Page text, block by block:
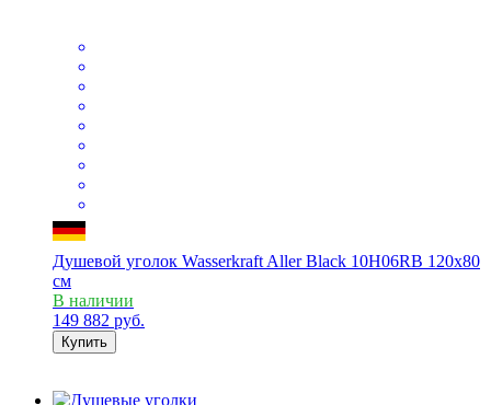
Душевой уголок Wasserkraft Aller Black 10H06RB 120x80
см
В наличии
149 882 руб.
Купить